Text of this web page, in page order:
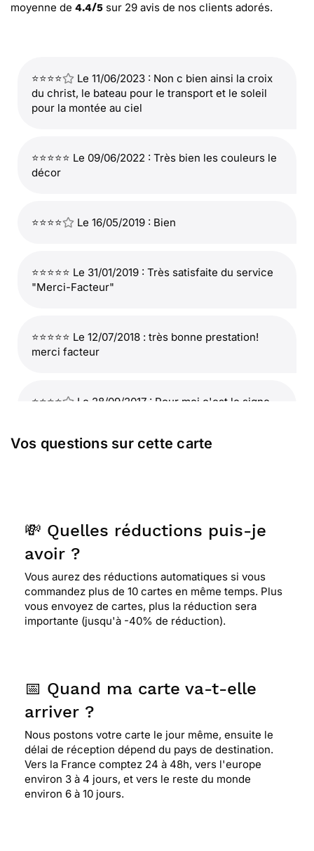
moyenne de 4.4/5 sur 29 avis de nos clients adorés.
⭐⭐⭐⭐
Le 11/06/2023 : Non c bien ainsi la croix
du christ, le bateau pour le transport et le soleil
pour la montée au ciel
⭐⭐⭐⭐⭐ Le 09/06/2022 : Très bien les couleurs le
décor
⭐⭐⭐⭐ Le 16/05/2019 : Bien
⭐⭐⭐⭐⭐ Le 31/01/2019 : Très satisfaite du service
"Merci-Facteur"
⭐⭐⭐⭐⭐ Le 12/07/2018 : très bonne prestation!
merci facteur
⭐⭐⭐⭐
Le 28/09/2017 : Pour moi c'est le signe
⭐⭐⭐⭐⭐ Le 30/12/2014 : Symbole du voyage qu'est
la vie, pour un croyant elle donne un espoir de
paix et de lumière dans le christ
⭐⭐⭐⭐
Le 12/07/2014 : Cette carte est d'une
⭐⭐⭐⭐
Le 21/03/2014 : C'est une carte discrète
qui reflète exactement le pays souhaité par le
défunt pour passer sa retaite
⭐⭐⭐⭐
Le 16/04/2013 : Carte idéale pour la
circonstance.
Vos questions sur cette carte
💸 Quelles réductions puis-je
avoir ?
Vous aurez des réductions automatiques si vous
commandez plus de 10 cartes en même temps. Plus
vous envoyez de cartes, plus la réduction sera
importante (jusqu'à -40% de réduction).
📅 Quand ma carte va-t-elle
arriver ?
Nous postons votre carte le jour même, ensuite le
délai de réception dépend du pays de destination.
Vers la France comptez 24 à 48h, vers l'europe
environ 3 à 4 jours, et vers le reste du monde
environ 6 à 10 jours.